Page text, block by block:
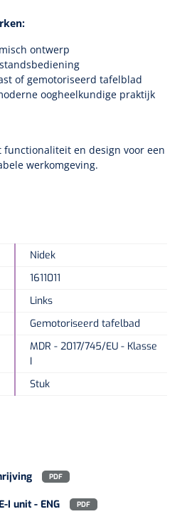
ontwerp
of gemotoriseerd tafelblad
oogheelkundige praktijk
functionaliteit en design voor een
werkomgeving.
Nidek
1611011
Links
Gemotoriseerd tafelbad
MDR - 2017/745/EU - Klasse
I
Stuk
PDF
I unit - ENG PDF